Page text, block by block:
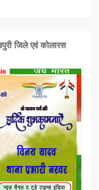
जिले एवं कोलारस